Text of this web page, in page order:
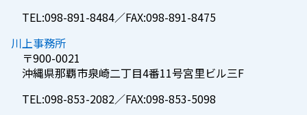
TEL:098-891-8484／FAX:098-891-8475
川上事務所
〒900-0021
沖縄県那覇市泉崎二丁目4番11号宮里ビル三F
TEL:098-853-2082／FAX:098-853-5098